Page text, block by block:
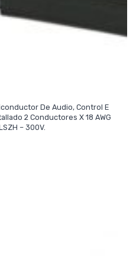
De Audio, Control E
2 Conductores X 18 AWG
– 300V.
More